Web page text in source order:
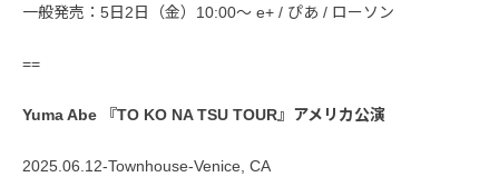
一般発売：5日2日（金）10:00〜 e+ / ぴあ / ローソン
==
Yuma Abe 『TO KO NA TSU TOUR』アメリカ公演
2025.06.12-Townhouse-Venice, CA